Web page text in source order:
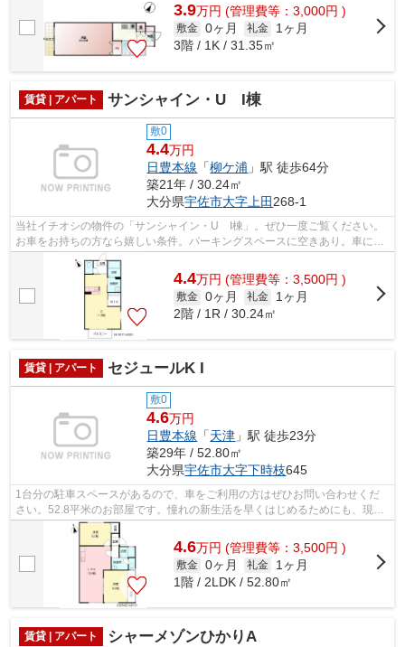
3.9万円 (管理費等：3,000円 )
敷金 0ヶ月 礼金
1ヶ月
3階 / 1K / 31.35㎡
賃貸 | アパート サンシャイン・U I棟
敷0
4.4万円
日豊本線 「柳ケ浦 」駅 徒歩64分
築21年 / 30.24㎡
大分県宇佐市大字上田268-1
当社イチオシの物件の「サンシャイン・U I棟」。ぜひ一度ご覧ください。
お車をお持ちの方なら嬉しい条件。パーキングスペースに空きあり。車にい
たずらされにくい、敷地内駐車場の空...
4.4万円 (管理費等：3,500円 )
敷金 0ヶ月 礼金
1ヶ月
2階 / 1R / 30.24㎡
賃貸 | アパート セジュールK I
敷0
4.6万円
日豊本線 「天津 」駅 徒歩23分
築29年 / 52.80㎡
大分県宇佐市大字下時枝645
1台分の駐車スペースがあるので、車をご利用の方はぜひお問い合わせくだ
さい。52.8平米のお部屋です。憧れの新生活を早くはじめるためにも、現在
空き部屋の物件はいかがでしょうか。家...
4.6万円 (管理費等：3,500円 )
敷金 0ヶ月 礼金
1ヶ月
1階 / 2LDK / 52.80㎡
賃貸 | アパート シャーメゾンひかりA